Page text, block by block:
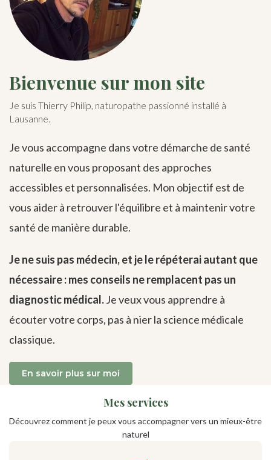
Bienvenue sur mon site
Je suis Thierry Philip, naturopathe passionné installé à
Lausanne.
Je vous accompagne dans votre démarche de santé
naturelle en vous proposant des approches
accessibles et personnalisées. Mon objectif est de
vous aider à retrouver l'équilibre et à maintenir votre
santé de manière durable.
Je ne suis pas médecin, et je le répéterai autant que
nécessaire : mes conseils ne remplacent pas un
diagnostic médical.Je veux vous apprendre à
écouter votre corps, pas à nier la science médicale
classique.
En savoir plus sur moi
Mes services
Découvrez comment je peux vous accompagner vers un mieux-être
naturel